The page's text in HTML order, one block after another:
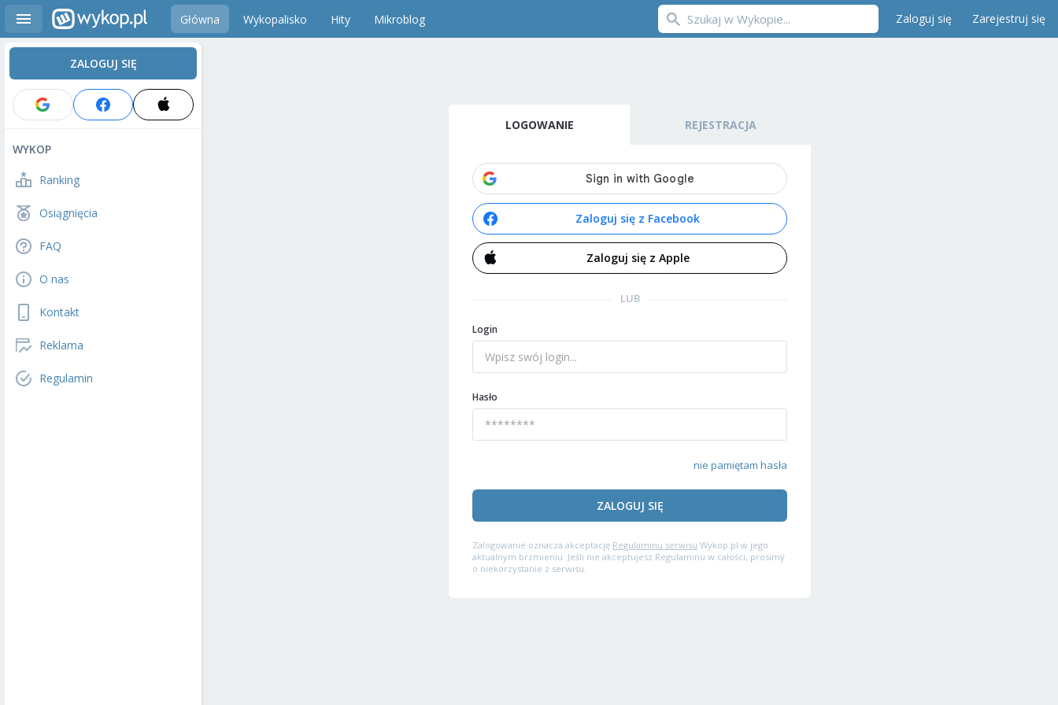
Główna Wykopalisko Hity Mikroblog Zaloguj się Zarejestruj się
ZALOGUJ SIĘ
WYKOP
Ranking
Osiągnięcia
FAQ
O nas
Kontakt
Reklama
Regulamin
LOGOWANIE REJESTRACJA
Zaloguj się z Facebook
Zaloguj się z Apple
LUB
Login
Hasło
nie pamiętam hasła
ZALOGUJ SIĘ
Zalogowanie oznacza akceptację Regulaminu serwisu Wykop.pl w jego
aktualnym brzmieniu. Jeśli nie akceptujesz Regulaminu w całości, prosimy
o niekorzystanie z serwisu.